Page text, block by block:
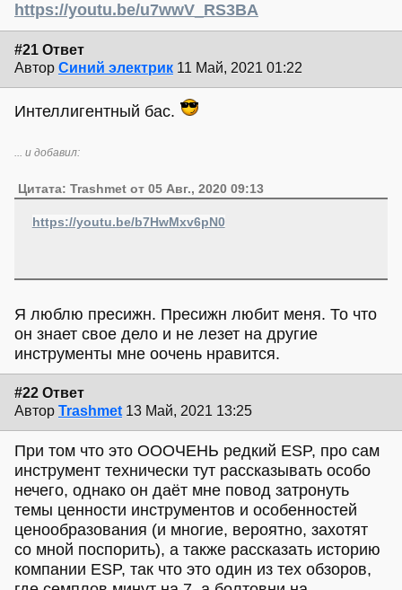
https://youtu.be/u7wwV_RS3BA
#21 Ответ
Автор Синий электрик 11 Май, 2021 01:22
Интеллигентный бас.
... и добавил:
Цитата: Trashmet от 05 Авг., 2020 09:13
https://youtu.be/b7HwMxv6pN0
Я люблю пресижн. Пресижн любит меня. То что
он знает свое дело и не лезет на другие
инструменты мне оочень нравится.
#22 Ответ
Автор Trashmet 13 Май, 2021 13:25
При том что это ОООЧЕНЬ редкий ESP, про сам
инструмент технически тут рассказывать особо
нечего, однако он даёт мне повод затронуть
темы ценности инструментов и особенностей
ценообразования (и многие, вероятно, захотят
со мной поспорить), а также рассказать историю
компании ESP, так что это один из тех обзоров,